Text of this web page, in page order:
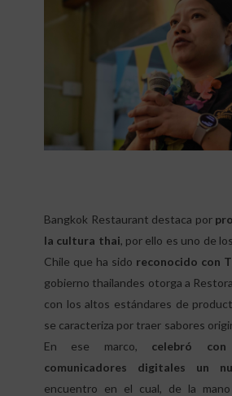
Bangkok Restaurant destaca por
la cultura thai, por ello es uno de
Chile que ha sido reconocido con
gobierno thailandes otorga a
con los altos estándares de
se caracteriza por traer sabores
En ese marco, celebró
comunicadores digitales un
encuentro en el cual, de la